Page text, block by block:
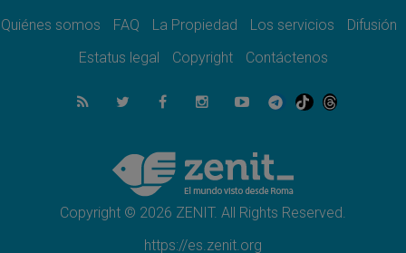
08.08.2026
del Buen Consejo de Genazzano
Filipinas: el Vicariato Apostólico de Calapán
se convierte en diócesis
Honduras: Los desplazados invisibles de una
crisis olvidada
Quiénes somos FAQ La Propiedad Los servicios
Difusión
Estatus legal
Copyright Contáctenos
Copyright © 2026 ZENIT. All Rights Reserved.
https://es.zenit.org